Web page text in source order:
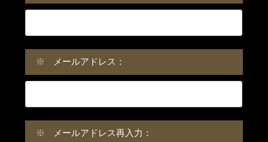
※ メールアドレス：
※ メールアドレス再入力：